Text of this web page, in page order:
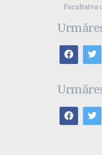
Facultatea